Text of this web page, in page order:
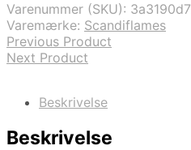
Varenummer (SKU):
Varemærke: Scandiflames
Previous Product
Next Product
Beskrivelse
Beskrivelse